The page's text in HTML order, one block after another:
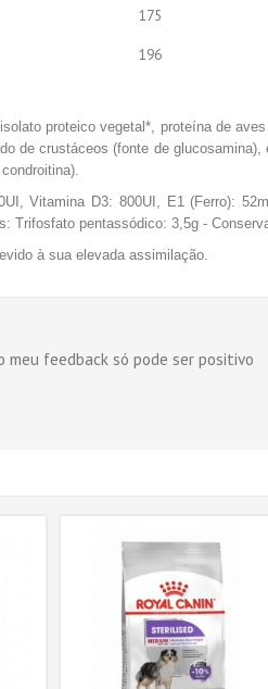
175
196
proteico vegetal*, proteína de
de crustáceos (fonte de
Vitamina D3: 800UI, E1 (Ferro):
Trifosfato pentassódico: 3,5g -
à sua elevada assimilação.
meu feedback só pode ser positivo